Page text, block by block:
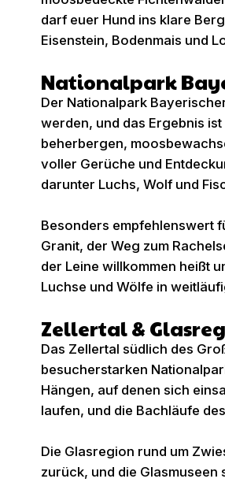
darf euer Hund ins klare
Eisenstein, Bodenmais und
Nationalpark
Der Nationalpark
werden, und das Ergebnis
beherbergen,
voller Gerüche und
darunter Luchs, Wolf und
Besonders empfehlenswert
Granit, der Weg zum
der Leine willkommen heißt
Luchse und Wölfe in
Zellertal &
Das Zellertal südlich des
besucherstarken
Hängen, auf denen sich
laufen, und die Bachläufe
Die Glasregion rund um
zurück, und die